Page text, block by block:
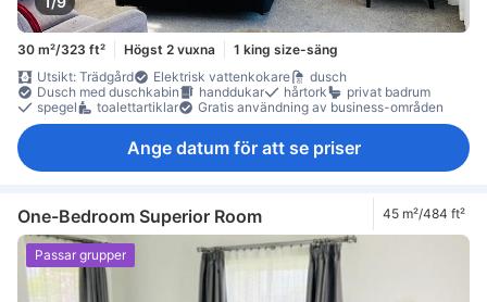
30 m²/323 ft² Högst 2 vuxna
1 king size-säng
Utsikt: Trädgård
Elektrisk vattenkokare
dusch
Dusch med duschkabin
handdukar hårtork
privat badrum
spegel
toalettartiklar Gratis användning av business-områden
Ange datum för att se priser
One-Bedroom Superior Room 45 m²/484 ft²
Passar grupper